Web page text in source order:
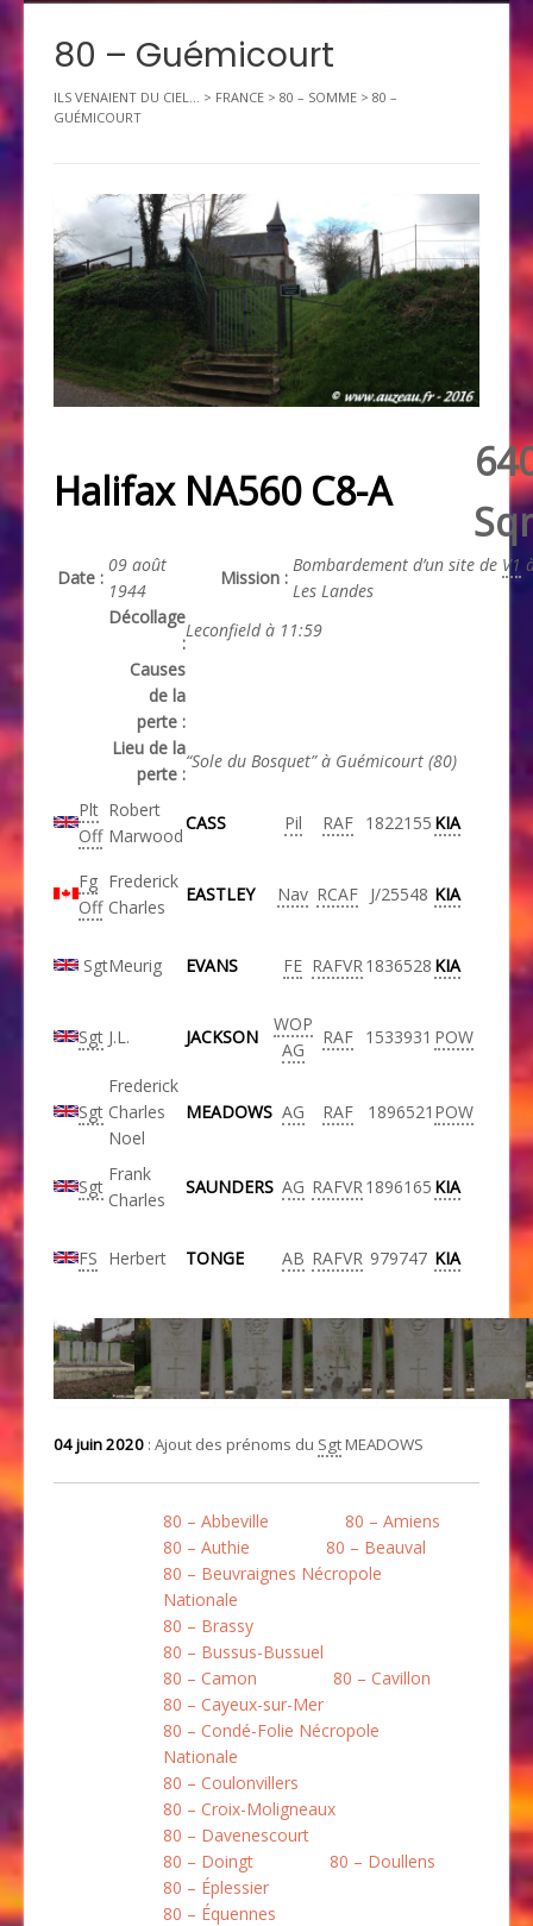
80 – Guémicourt
ILS VENAIENT DU CIEL... > FRANCE > 80 – SOMME > 80 –
GUÉMICOURT
Halifax NA560 C8-A
Date :
09 août
1944
Mission :
Bombardement d’un site de V1
Les Landes
Décollage
:
Leconfield à 11:59
Causes
de la
perte :
Lieu de la
perte :
“Sole du Bosquet” à Guémicourt (80)
Plt
Off
Robert
Marwood
CASS Pil RAF 1822155 KIA
Fg
Off
Frederick
Charles
EASTLEY Nav RCAF J/25548 KIA
SgtMeurig EVANS FE RAFVR 1836528 KIA
Sgt J.L. JACKSON
WOP
AG
RAF 1533931 POW
Sgt
Frederick
Charles
Noel
MEADOWS AG RAF 1896521 POW
Sgt
Frank
Charles
SAUNDERS AG RAFVR 1896165 KIA
FS Herbert TONGE AB RAFVR 979747 KIA
04 juin 2020 : Ajout des prénoms du SgtMEADOWS
80 – Abbeville
80 – Amiens
80 – Authie
80 – Beauval
80 – Beuvraignes Nécropole
Nationale
80 – Brassy
80 – Bussus-Bussuel
80 – Camon
80 – Cavillon
80 – Cayeux-sur-Mer
80 – Condé-Folie Nécropole
Nationale
80 – Coulonvillers
80 – Croix-Moligneaux
80 – Davenescourt
80 – Doingt
80 – Doullens
80 – Éplessier
80 – Équennes